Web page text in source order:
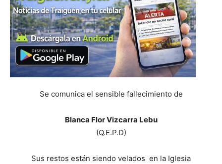
Se comunica el sensible fallecimiento de
Blanca Flor Vizcarra Lebu
(Q.E.P.D)
Sus restos están siendo velados en la Iglesia